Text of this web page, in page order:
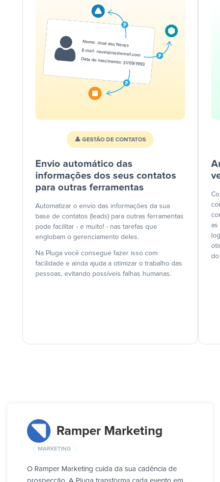
👤 GESTÃO DE CONTATOS
Envio automático das
informações dos seus contatos
para outras ferramentas
Automatizar o envio das informações da sua
base de contatos (leads) para outras ferramentas
pode facilitar - e muito! - nas tarefas que
englobam o gerenciamento deles.
Na Pluga você consegue fazer isso com
facilidade e ainda ajuda a otimizar o trabalho das
pessoas, evitando possíveis falhas humanas.
as
do
Ramper Marketing
MARKETING
O Ramper Marketing cuida da sua cadência de